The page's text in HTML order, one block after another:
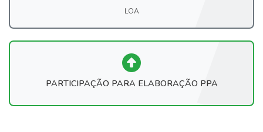
LOA
PARTICIPAÇÃO PARA ELABORAÇÃO PPA